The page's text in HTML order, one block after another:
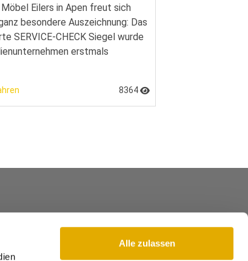
Alle zulassen
Möbel Eilers in Apen freut sich
besondere Auszeichnung: Das
SERVICE-CHECK Siegel wurde
erstmals
8364